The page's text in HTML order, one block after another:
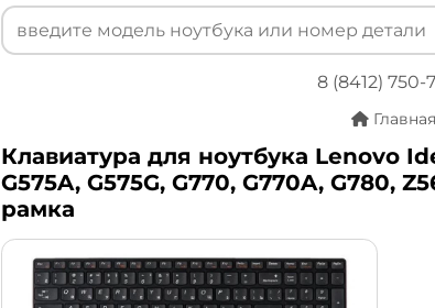
8 (8412) 750-
Главная
Клавиатура для ноутбука Lenovo
G575A, G575G, G770, G770A, G780,
рамка